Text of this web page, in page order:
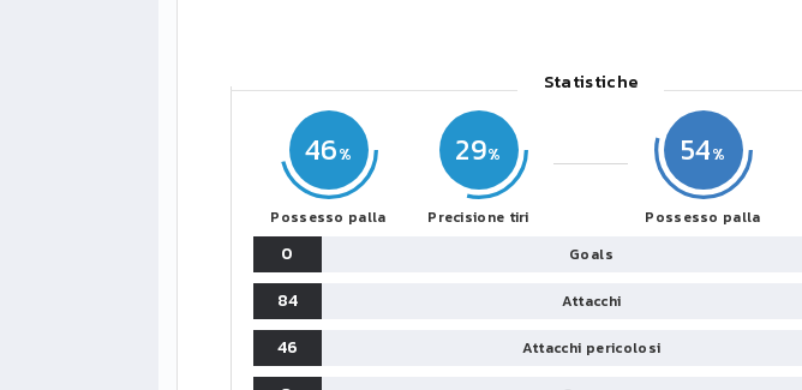
Statistiche
46
Possesso palla
29
Precisione tiri
54
Possesso palla
0 Goals
84
Attacchi
46
Attacchi pericolosi
LIGUE1